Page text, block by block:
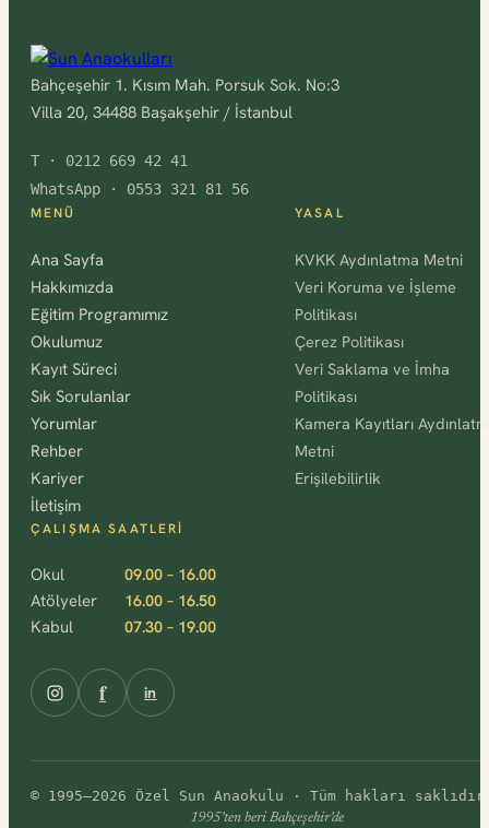
Bahçeşehir 1. Kısım Mah. Porsuk Sok. No:3
Villa 20, 34488 Başakşehir / İstanbul
T · 0212 669 42 41
WhatsApp · 0553 321 81 56
MENÜ
Ana Sayfa
Hakkımızda
Eğitim Programımız
Okulumuz
Kayıt Süreci
Sık Sorulanlar
Yorumlar
Rehber
Kariyer
İletişim
YASAL
KVKK Aydınlatma Metni
Veri Koruma ve İşleme
Politikası
Çerez Politikası
Veri Saklama ve İmha
Politikası
Kamera Kayıtları
Metni
Erişilebilirlik
ÇALIŞMA SAATLERİ
Okul 09.00 – 16.00
Atölyeler 16.00 – 16.50
Kabul 07.30 – 19.00
f in
© 1995–2026 Özel Sun Anaokulu · Tüm hakları
1995’ten beri Bahçeşehir’de